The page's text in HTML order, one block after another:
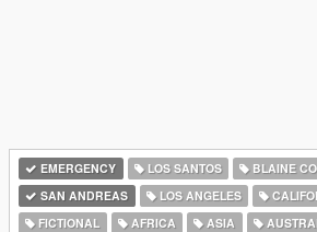
EMERGENCY LOS SANTOS
BLAINE
SAN ANDREAS
LOS ANGELES
FICTIONAL
AFRICA ASIA